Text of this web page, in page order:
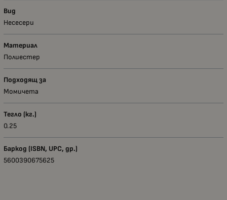
Вид
Несесери
Материал
Полиестер
Подходящ за
Момичета
Тегло (кг.)
0.25
Баркод (ISBN, UPC, др.)
5600390675625